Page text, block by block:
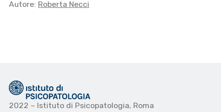
Autore: Roberta Necci
2022 – Istituto di Psicopatologia, Roma